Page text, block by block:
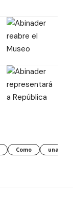
Como una